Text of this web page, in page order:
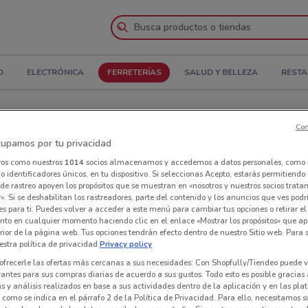
ELECTRÓNICA FERRETERÍAS SALUD Y BELLEZA
Hágalo cerca de ti
por tu privacidad
como nuestros 1014socios almacenamos y accedemos a datos personales, como
identificadores únicos, en tu dispositivo. Si seleccionas Acepto, estarás
rastreo apoyen los propósitos que se muestran en «nosotros y nuestros socios
Si se deshabilitan los rastreadores, parte del contenido y los anuncios que ves
para ti. Puedes volver a acceder a este menú para cambiar tus opciones o retirar el
en cualquier momento haciendo clic en el enlace «Mostrar los propósitos» que
de la página web. Tus opciones tendrán efecto dentro de nuestro Sitio web. Para
política de privacidad.Privacy policy
las ofertas más cercanas a sus necesidades: Con Shopfully/Tiendeo puede
para sus compras diarias de acuerdo a sus gustos. Todo esto es posible gracias
y análisis realizados en base a sus actividades dentro de la aplicación y en las
como se indica en el párrafo 2 de la Política de Privacidad. Para ello, necesitamos